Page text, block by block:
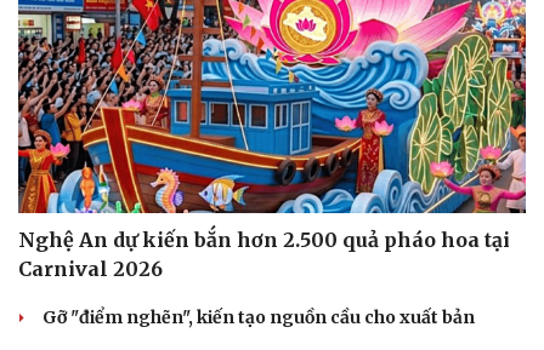
Di sản
Nghệ An dự kiến bắn hơn 2.500 quả pháo hoa tại
Carnival 2026
Gỡ "điểm nghẽn", kiến tạo nguồn cầu cho xuất bản